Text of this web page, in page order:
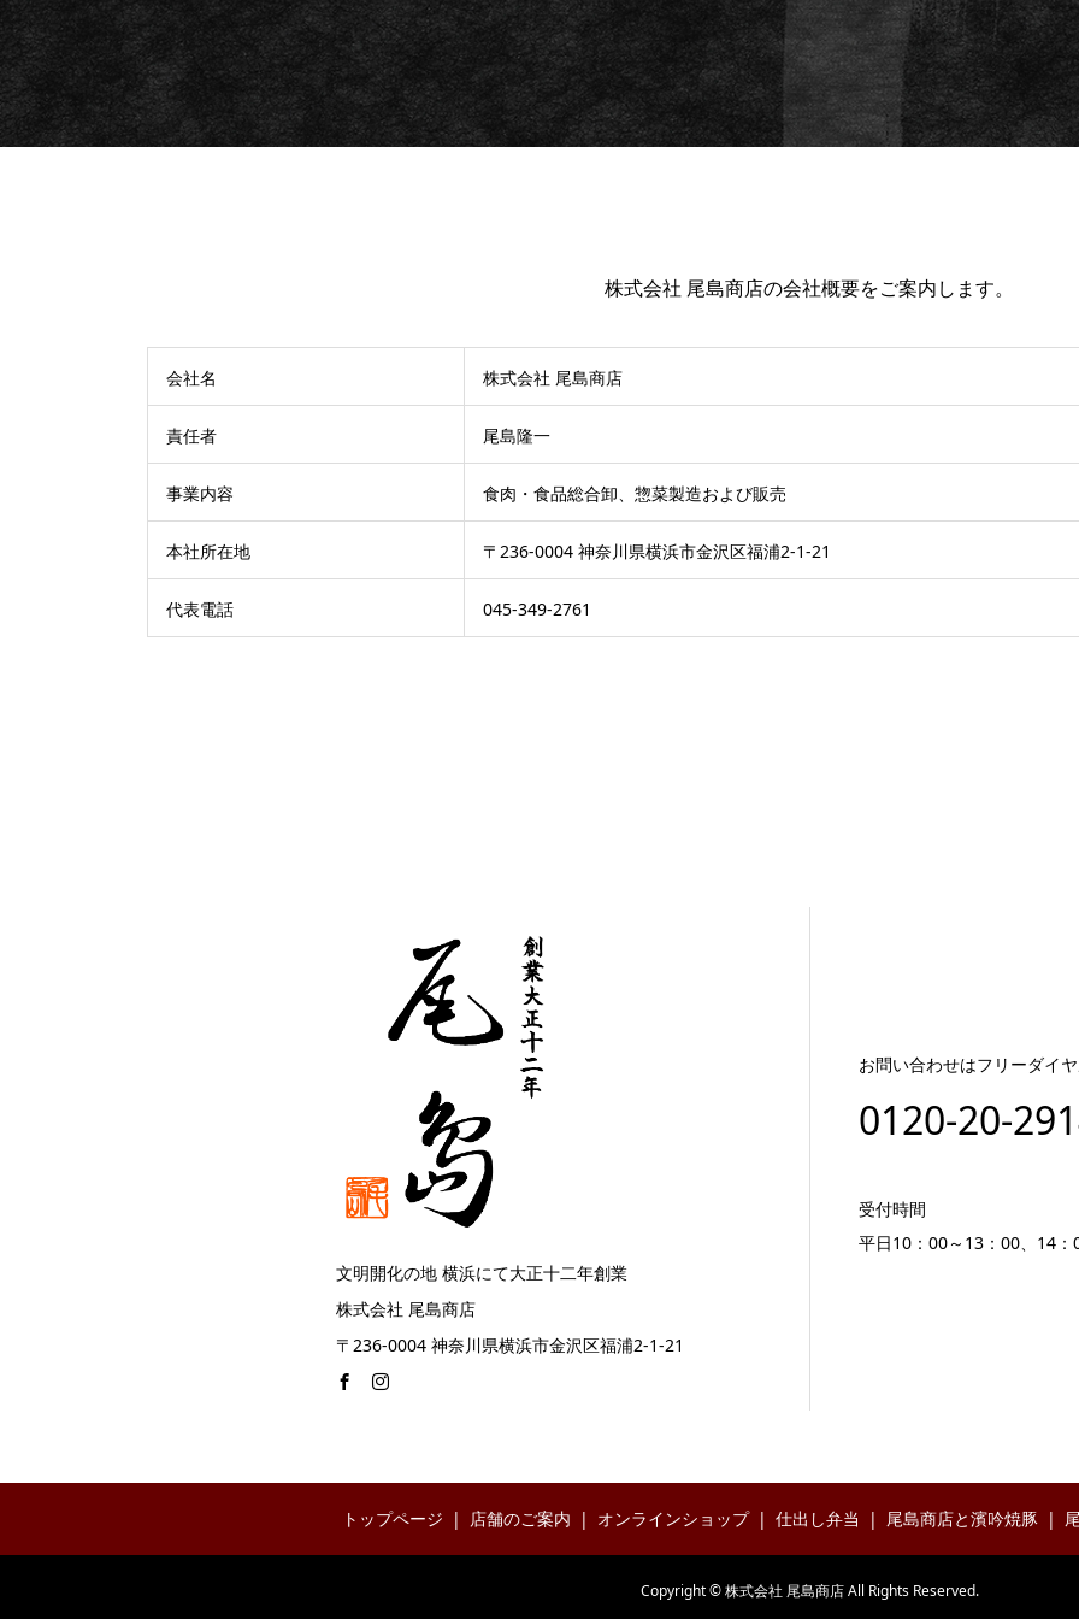
株式会社 尾島商店の会社概要をご案内します。
会社名 株式会社 尾島商店
責任者 尾島隆一
事業内容 食肉・食品総合卸、惣菜製造および販売
本社所在地 〒236-0004 神奈川県横浜市金沢区福浦2-1-21
代表電話 045-349-2761
文明開化の地 横浜にて大正十二年創業
株式会社 尾島商店
〒236-0004 神奈川県横浜市金沢区福浦2-1-21
お問い合わせはフリーダイ
0120-20-
受付時間
平日10：00～13：00、14：
トップページ 店舗のご案内 オンラインショップ 仕出し弁当 尾島商店と濱吟焼豚
Copyright © 株式会社 尾島商店 All Rights Reserved.